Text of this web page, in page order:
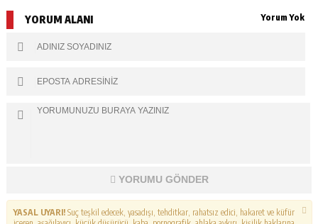
YORUM ALANI Yorum Yok
YORUMU GÖNDER
YASAL UYARI!Suç teşkil edecek, yasadışı, tehditkar, rahatsız edici, hakaret ve küfür